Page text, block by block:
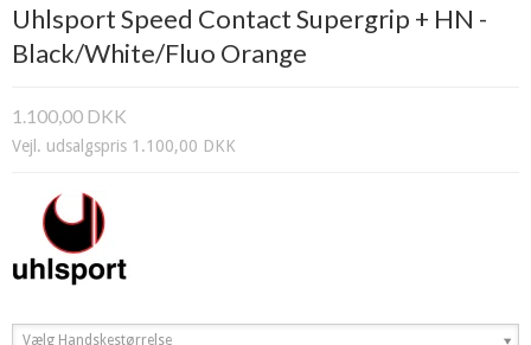
Uhlsport Speed Contact Supergrip + HN -
Black/White/Fluo Orange
1.100,00 DKK
Vejl. udsalgspris 1.100,00 DKK
Vælg Handskestørrelse